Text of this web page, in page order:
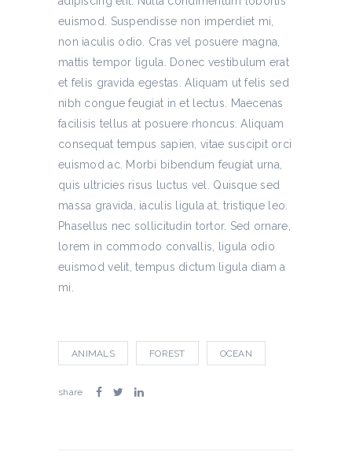
euismod. Suspendisse non imperdiet mi,
non iaculis odio. Cras vel posuere magna,
mattis tempor ligula. Donec vestibulum erat
et felis gravida egestas. Aliquam ut felis sed
nibh congue feugiat in et lectus. Maecenas
facilisis tellus at posuere rhoncus. Aliquam
consequat tempus sapien, vitae suscipit orci
euismod ac. Morbi bibendum feugiat urna,
quis ultricies risus luctus vel. Quisque sed
massa gravida, iaculis ligula at, tristique leo.
Phasellus nec sollicitudin tortor. Sed ornare,
lorem in commodo convallis, ligula odio
euismod velit, tempus dictum ligula diam a
mi.
ANIMALS FOREST OCEAN
share